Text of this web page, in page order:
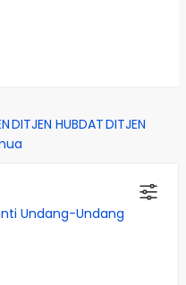
DITJEN HUBDATDITJEN
Undang-Undang